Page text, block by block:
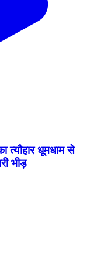
त्यौहार धूमधाम से
भीड़